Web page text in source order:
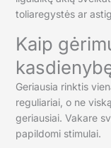
toliaregystės ar
Kaip
Geriausia rinktis
reguliariai, o ne
geriausiai. Vakare
papildomi stimulai.